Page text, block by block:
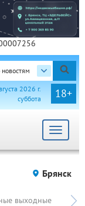
новостям
18+
2026 г.
суббота
Toggle
Брянск
выходные